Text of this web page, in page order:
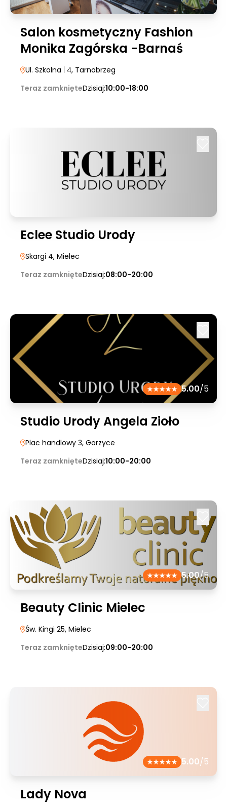
Salon kosmetyczny Fashion
Monika Zagórska -Barnaś
Ul. Szkolna | 4, Tarnobrzeg
Teraz zamknięteDzisiaj:10:00-18:00
Eclee Studio Urody
Skargi 4, Mielec
Teraz zamknięteDzisiaj:08:00-20:00
5.00/5
Studio Urody Angela Zioło
Plac handlowy 3, Gorzyce
Teraz zamknięteDzisiaj:10:00-20:00
5.00/5
Beauty Clinic Mielec
Św. Kingi 25, Mielec
Teraz zamknięteDzisiaj:09:00-20:00
5.00/5
Lady Nova